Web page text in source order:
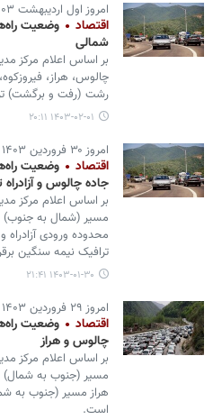
امروز اول اردیبهشت ۱۴۰۳ اعلام شد
اقتصاد
وضعیت
شمالی
بر اساس اعلام مرکز
چالوس، هراز،
رشت (رفت و برگشت)
۱۴۰۳-۰۲-۰۱ ۲۰:۱۱
امروز ۳۰ فروردین ۱۴۰۳ اعلام شد
اقتصاد
وضعیت
جاده چالوس و
بر اساس اعلام مرکز
مسیر (شمال به جنوب)
محدوده ورودی
ترافیک نیمه سنگین
۱۴۰۳-۰۱-۳۰ ۲۱:۴۱
امروز ۲۹ فروردین ۱۴۰۳ اعلام شد
اقتصاد
وضعیت
چالوس و هراز
بر اساس اعلام مرکز
مسیر (جنوب به
هراز مسیر (جنوب به
است.